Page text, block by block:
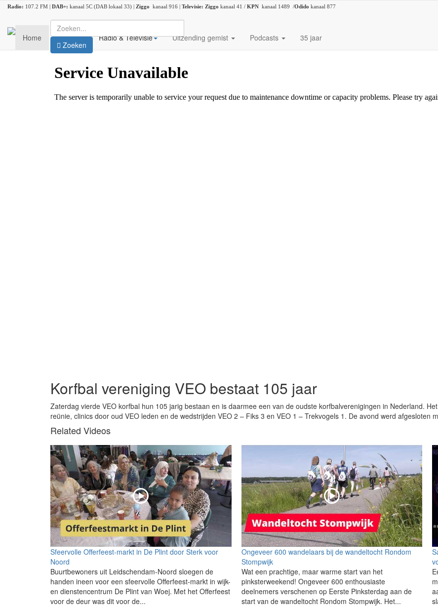
Radio: 107.2 FM | DAB+: kanaal 5C (DAB lokaal 33) | Ziggo kanaal 916 | Televisie: Ziggo kanaal 41 / KPN kanaal 1489 /Odido kanaal 877
Home Nieuws Radio & Televisie Uitzending gemist Podcasts 35 jaar
Zoeken
Korfbal vereniging VEO bestaat 105 jaar
Zaterdag vierde VEO korfbal hun 105 jarig bestaan en is daarmee een van de oudste korfbalverenigingen in Nederland.
reünie, clinics door oud VEO leden en de wedstrijden VEO 2 – Fiks 3 en VEO 1 – Trekvogels 1. De avond werd afgesloten
Related Videos
Sfeervolle Offerfeest-markt in De Plint door Sterk voor
Noord
Buurtbewoners uit Leidschendam-Noord sloegen de
handen ineen voor een sfeervolle Offerfeest-markt in wijk-
en dienstencentrum De Plint van Woej. Met het Offerfeest
voor de deur was dit voor de...
Ongeveer 600 wandelaars bij de wandeltocht Rondom
Stompwijk
Wat een prachtige, maar warme start van het
pinksterweekend! Ongeveer 600 enthousiaste
deelnemers verschenen op Eerste Pinksterdag aan de
start van de wandeltocht Rondom Stompwijk. Het...